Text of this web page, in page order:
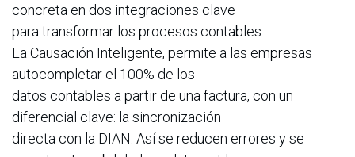
concreta en dos integraciones clave
para transformar los procesos contables:
La Causación Inteligente, permite a las empresas
autocompletar el 100% de los
datos contables a partir de una factura, con un
diferencial clave: la sincronización
directa con la DIAN. Así se reducen errores y se